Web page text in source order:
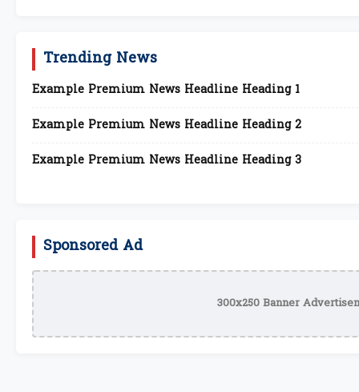
Trending News
Example Premium News Headline Heading 1
Example Premium News Headline Heading 2
Example Premium News Headline Heading 3
Sponsored Ad
300x250 Banner